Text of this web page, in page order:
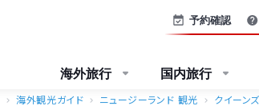
予約確認
海外旅行 国内旅行
海外観光ガイド ニュージーランド 観光 クイーン